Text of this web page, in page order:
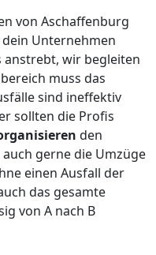
von Aschaffenburg
Unternehmen
anstrebt, wir begleiten
muss das
sind ineffektiv
sollten die Profis
den
gerne die Umzüge
einen Ausfall der
das gesamte
von A nach B